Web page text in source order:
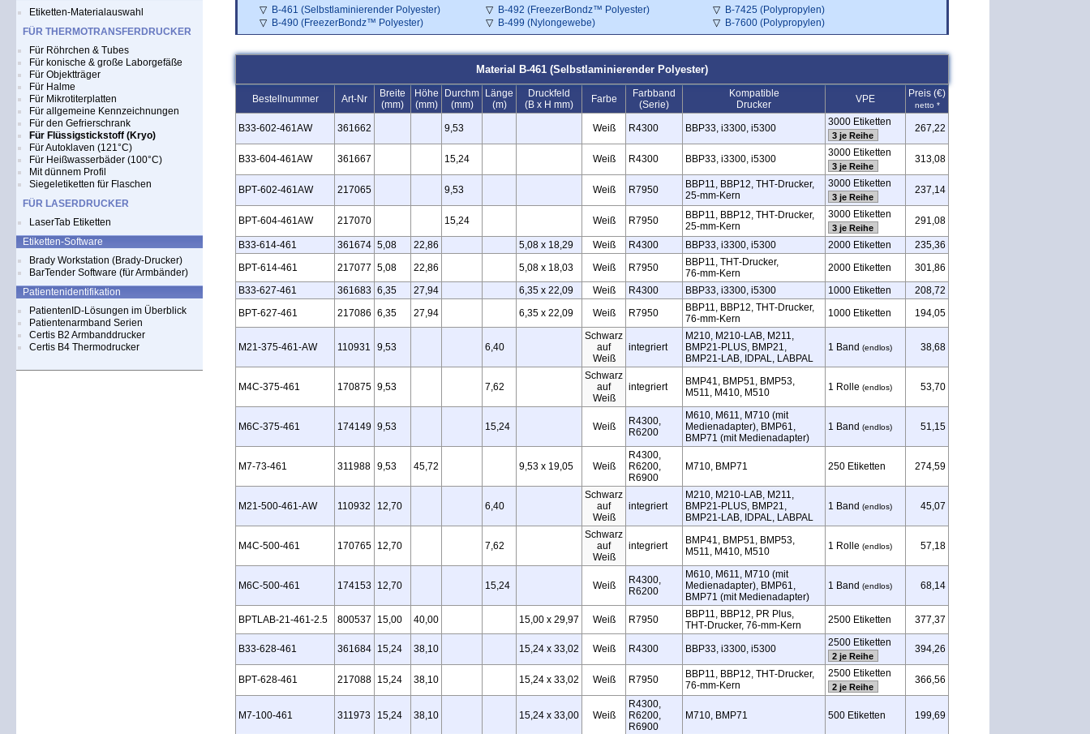
Etiketten-Materialauswahl
FÜR THERMOTRANSFERDRUCKER
Für Röhrchen & Tubes
Für konische & große Laborgefäße
Für Objektträger
Für Halme
Für Mikrotiterplatten
Für allgemeine Kennzeichnungen
Für den Gefrierschrank
Für Flüssigstickstoff (Kryo)
Für Autoklaven (121°C)
Für Heißwasserbäder (100°C)
Mit dünnem Profil
Siegeletiketten für Flaschen
FÜR LASERDRUCKER
LaserTab Etiketten
Etiketten-Software
Brady Workstation (Brady-Drucker)
BarTender Software (für Armbänder)
Patientenidentifikation
PatientenID-Lösungen im Überblick
Patientenarmband Serien
Certis B2 Armbanddrucker
Certis B4 Thermodrucker
B-461 (Selbstlaminierender Polyester)
B-490 (FreezerBondz™ Polyester)
B-492 (FreezerBondz™ Polyester)
B-499 (Nylongewebe)
B-7425 (Polypropylen)
B-7600 (Polypropylen)
Material B-461 (Selbstlaminierender Polyester)
Bestellnummer Art-Nr
Breite
(mm)
Höhe
(mm)
Durchm
(mm)
Länge
(m)
Druckfeld
(B x H mm)
Farbe
Farbband
(Serie)
Kompatible
Drucker
VPE Preis (€)
netto *
B33‑602‑461AW 361662 9,53 Weiß R4300 BBP33, i3300, i5300
3000 Etiketten
3 je Reihe
267,22
B33‑604‑461AW 361667 15,24 Weiß R4300 BBP33, i3300, i5300
3000 Etiketten
3 je Reihe
313,08
BPT‑602‑461AW 217065 9,53 Weiß R7950
BBP11, BBP12, THT‑Drucker,
25‑mm‑Kern
3000 Etiketten
3 je Reihe
237,14
BPT‑604‑461AW 217070 15,24 Weiß R7950
BBP11, BBP12, THT‑Drucker,
25‑mm‑Kern
3000 Etiketten
3 je Reihe
291,08
B33‑614‑461 361674 5,08 22,86 5,08 x 18,29 Weiß R4300 BBP33, i3300, i5300 2000 Etiketten
235,36
BPT‑614‑461
217077 5,08 22,86 5,08 x 18,03 Weiß R7950
BBP11, THT‑Drucker,
76‑mm‑Kern
2000 Etiketten
301,86
B33‑627‑461
361683 6,35 27,94 6,35 x 22,09 Weiß R4300 BBP33, i3300, i5300 1000 Etiketten
208,72
BPT‑627‑461
217086 6,35 27,94 6,35 x 22,09 Weiß R7950
BBP11, BBP12, THT‑Drucker,
76‑mm‑Kern
1000 Etiketten 194,05
M21‑375‑461‑AW 110931 9,53 6,40
Schwarz
auf
Weiß
integriert
M210, M210‑LAB, M211,
BMP21‑PLUS, BMP21,
BMP21‑LAB, IDPAL, LABPAL
1 Band (endlos) 38,68
M4C‑375‑461 170875 9,53 7,62
Schwarz
auf
Weiß
integriert
BMP41, BMP51, BMP53,
M511, M410, M510
1 Rolle (endlos) 53,70
M6C‑375‑461 174149 9,53 15,24 Weiß
R4300,
R6200
M610, M611, M710 (mit
Medienadapter), BMP61,
BMP71 (mit Medienadapter)
1 Band (endlos) 51,15
M7‑73‑461 311988 9,53 45,72 9,53 x 19,05 Weiß
R4300,
R6200,
R6900
M710, BMP71 250 Etiketten 274,59
M21‑500‑461‑AW 110932 12,70 6,40
Schwarz
auf
Weiß
integriert
M210, M210‑LAB, M211,
BMP21‑PLUS, BMP21,
BMP21‑LAB, IDPAL, LABPAL
1 Band (endlos) 45,07
M4C‑500‑461 170765 12,70 7,62
Schwarz
auf
Weiß
integriert
BMP41, BMP51, BMP53,
M511, M410, M510
1 Rolle (endlos) 57,18
M6C‑500‑461 174153 12,70 15,24 Weiß
R4300,
R6200
M610, M611, M710 (mit
Medienadapter), BMP61,
BMP71 (mit Medienadapter)
1 Band (endlos) 68,14
BPTLAB‑21‑461‑2.5 800537 15,00 40,00 15,00 x 29,97 Weiß R7950
BBP11, BBP12, PR Plus,
THT‑Drucker, 76‑mm‑Kern
2500 Etiketten 377,37
B33‑628‑461 361684 15,24 38,10 15,24 x 33,02 Weiß R4300 BBP33, i3300, i5300
2500 Etiketten
2 je Reihe
394,26
BPT‑628‑461 217088 15,24 38,10 15,24 x 33,02 Weiß R7950
BBP11, BBP12, THT‑Drucker,
76‑mm‑Kern
2500 Etiketten
2 je Reihe
366,56
M7‑100‑461 311973 15,24 38,10 15,24 x 33,00 Weiß
R4300,
R6200,
R6900
M710, BMP71 500 Etiketten 199,69